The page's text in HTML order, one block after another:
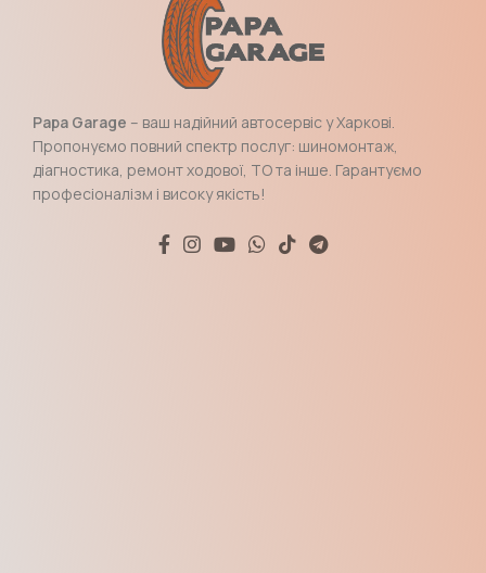
Papa Garage – ваш надійний автосервіс у Харкові.
Пропонуємо повний спектр послуг: шиномонтаж,
діагностика, ремонт ходової, ТО та інше. Гарантуємо
професіоналізм і високу якість!